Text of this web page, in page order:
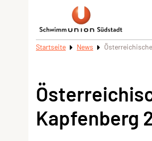
Startseite News
Kapfenberg